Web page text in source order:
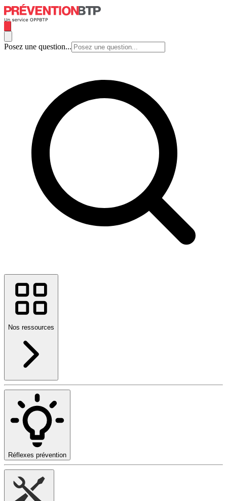
Posez une question...
Nos ressources
Réflexes prévention